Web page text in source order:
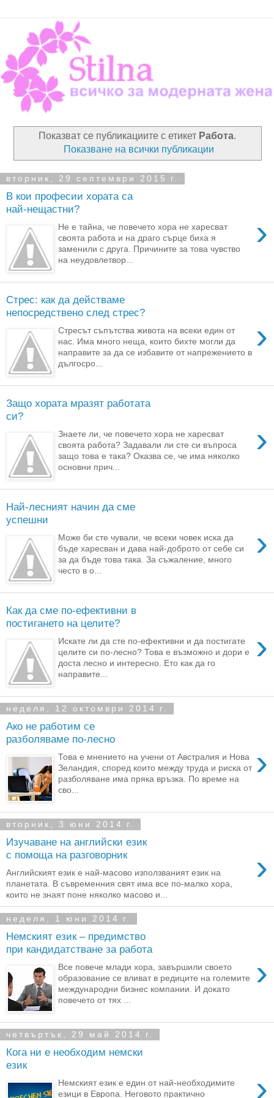
Показват се публикациите с етикет Работа.
Показване на всички публикации
вторник, 29 септември 2015 г.
В кои професии хората са
най-нещастни?
›
Не е тайна, че повечето хора не харесват
своята работа и на драго сърце биха я
заменили с друга. Причините за това чувство
на неудовлетвор...
Стрес: как да действаме
непосредствено след стрес?
›
Стресът съпътства живота на всеки един от
нас. Има много неща, които бихте могли да
направите за да се избавите от напрежението в
дългосро...
Защо хората мразят работата
си?
›
Знаете ли, че повечето хора не харесват
своята работа? Задавали ли сте си въпроса
защо това е така? Оказва се, че има няколко
основни прич...
Най-лесният начин да сме
успешни
›
Може би сте чували, че всеки човек иска да
бъде харесван и дава най-доброто от себе си
за да бъде това така. За съжаление, много
често в о...
Как да сме по-ефективни в
постигането на целите?
›
Искате ли да сте по-ефективни и да постигате
целите си по-лесно? Това е възможно и дори е
доста лесно и интересно. Ето как да го
направите...
неделя, 12 октомври 2014 г.
Ако не работим се
разболяваме по-лесно
›
Това е мнението на учени от Австралия и Нова
Зеландия, според които между труда и риска от
разболяване има пряка връзка. По време на
сво...
вторник, 3 юни 2014 г.
Изучаване на английски език
с помоща на разговорник
›
Английският език е най-масово използваният език на
планетата. В съвременния свят има все по-малко хора,
които не знаят поне няколко масово и...
неделя, 1 юни 2014 г.
Немският език – предимство
при кандидатстване за работа
›
Все повече млади хора, завършили своето
образование се вливат в редиците на големите
международни бизнес компании. И докато
повечето от тях ...
четвъртък, 29 май 2014 г.
Кога ни е необходим немски
език
›
Немският език е един от най-необходимите
езици в Европа. Неговото практично